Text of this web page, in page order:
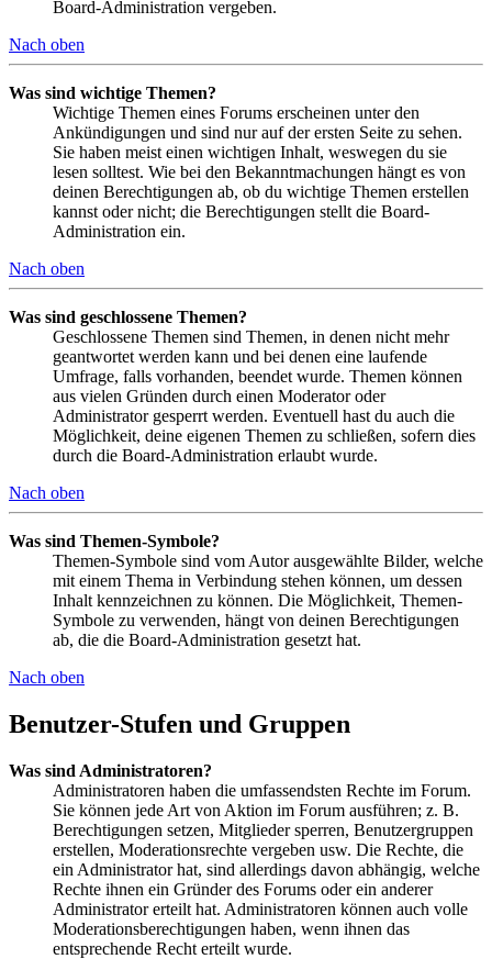
Board-Administration vergeben.
Nach oben
Was sind wichtige Themen?
Wichtige Themen eines Forums erscheinen unter den
Ankündigungen und sind nur auf der ersten Seite zu sehen.
Sie haben meist einen wichtigen Inhalt, weswegen du sie
lesen solltest. Wie bei den Bekanntmachungen hängt es von
deinen Berechtigungen ab, ob du wichtige Themen erstellen
kannst oder nicht; die Berechtigungen stellt die Board-
Administration ein.
Nach oben
Was sind geschlossene Themen?
Geschlossene Themen sind Themen, in denen nicht mehr
geantwortet werden kann und bei denen eine laufende
Umfrage, falls vorhanden, beendet wurde. Themen können
aus vielen Gründen durch einen Moderator oder
Administrator gesperrt werden. Eventuell hast du auch die
Möglichkeit, deine eigenen Themen zu schließen, sofern dies
durch die Board-Administration erlaubt wurde.
Nach oben
Was sind Themen-Symbole?
Themen-Symbole sind vom Autor ausgewählte Bilder, welche
mit einem Thema in Verbindung stehen können, um dessen
Inhalt kennzeichnen zu können. Die Möglichkeit, Themen-
Symbole zu verwenden, hängt von deinen Berechtigungen
ab, die die Board-Administration gesetzt hat.
Nach oben
Benutzer-Stufen und Gruppen
Was sind Administratoren?
Administratoren haben die umfassendsten Rechte im Forum.
Sie können jede Art von Aktion im Forum ausführen; z. B.
Berechtigungen setzen, Mitglieder sperren, Benutzergruppen
erstellen, Moderationsrechte vergeben usw. Die Rechte, die
ein Administrator hat, sind allerdings davon abhängig, welche
Rechte ihnen ein Gründer des Forums oder ein anderer
Administrator erteilt hat. Administratoren können auch volle
Moderationsberechtigungen haben, wenn ihnen das
entsprechende Recht erteilt wurde.